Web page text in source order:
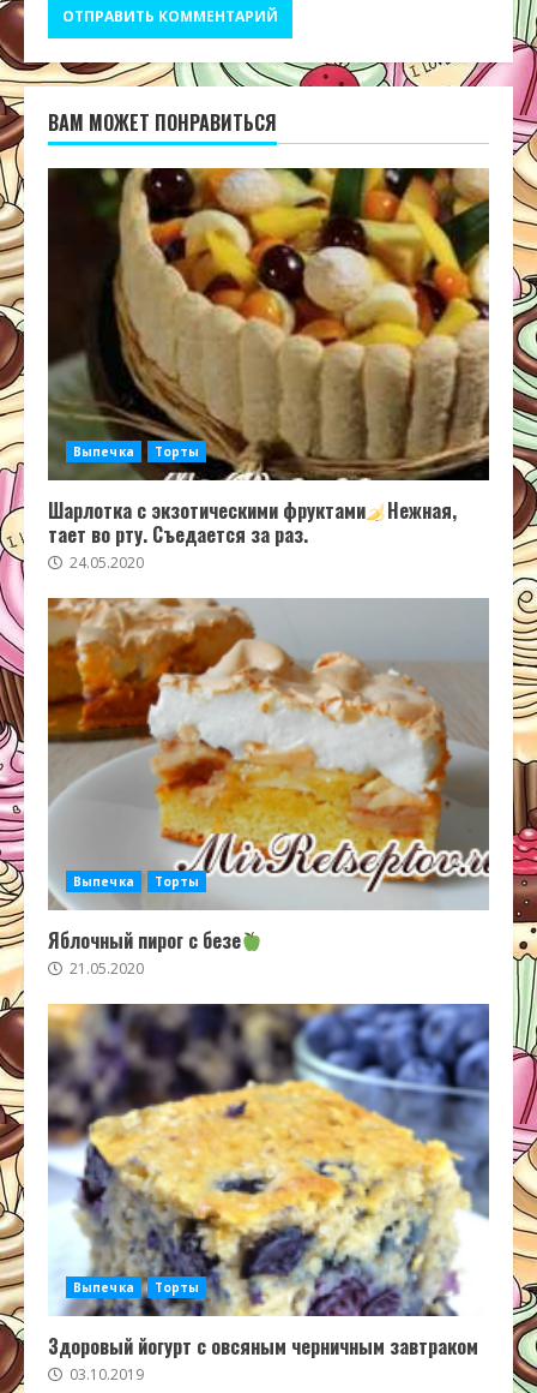
ВАМ МОЖЕТ ПОНРАВИТЬСЯ
Выпечка Торты
Шарлотка с экзотическими фруктами
Нежная,
тает во рту. Съедается за раз.
24.05.2020
Выпечка Торты
Яблочный пирог с безе
21.05.2020
Выпечка Торты
Здоровый йогурт с овсяным черничным завтраком
03.10.2019